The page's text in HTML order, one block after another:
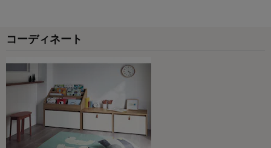
が出てくるとのこと、誠に申し訳ございません。 お客様にご不快な思
見は今後の商品開発の参考にさせていただきます。 今後もお客様によ
り満足度の高い商品をお届けできるよう努力をしてまいります。 貴重
なご意見ありがとうございました。
3人が参考になりました
コーディネート